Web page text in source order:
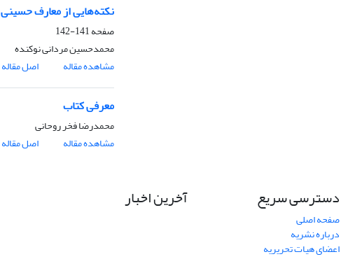
نکته‌هایی از معارف حسینی
صفحه141-142
محمدحسین مردانی نوکنده
مشاهده مقاله
اصل مقاله
معرفی کتاب
محمدرضا فخر روحانی
مشاهده مقاله
اصل مقاله
دسترسی سریع
صفحه اصلی
درباره نشریه
اعضای هیات تحریریه
آخرین اخبار